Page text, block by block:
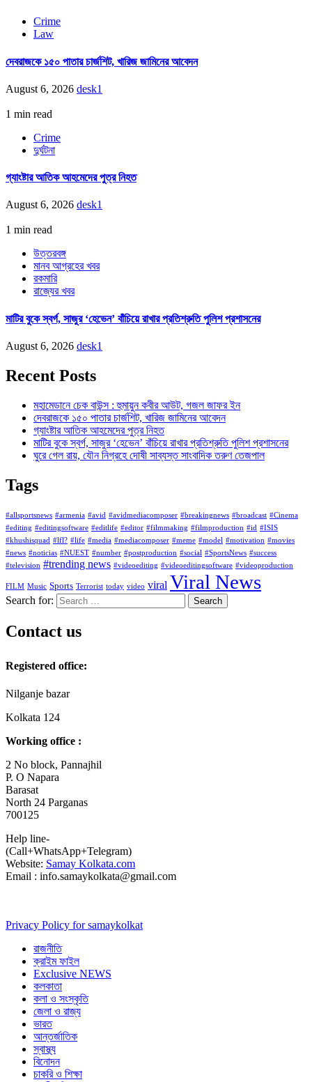
Crime
Law
দেবরাজকে ১৫০ পাতার চার্জশিট, খারিজ জামিনের আবেদন
August 6, 2026 desk1
1 min read
Crime
দুর্ঘটনা
গ্যাংষ্টার আতিক আহমেদের পুত্র নিহত
August 6, 2026 desk1
1 min read
উত্তরবঙ্গ
মানব আগ্রহের খবর
রকমারি
রাজ্যের খবর
মাটির বুকে স্বর্গ, সাজুর ‘হেভেন’ বাঁচিয়ে রাখার প্রতিশ্রুতি পুলিশ প্রশাসনের
August 6, 2026 desk1
Recent Posts
মহামেডানে চেক বাউন্স : হুমায়ুন কবীর আউট, গজল জাফর ইন
দেবরাজকে ১৫০ পাতার চার্জশিট, খারিজ জামিনের আবেদন
গ্যাংষ্টার আতিক আহমেদের পুত্র নিহত
মাটির বুকে স্বর্গ, সাজুর ‘হেভেন’ বাঁচিয়ে রাখার প্রতিশ্রুতি পুলিশ প্রশাসনের
ঘুরে গেল রায়, যৌন নিগ্রহে দোষী সাব্যস্ত সাংবাদিক তরুণ তেজপাল
Tags
#allsportsnews #armenia #avid #avidmediacomposer #breakingnews #broadcast #Cinema
#editing #editingsoftware #editlife #editor #filmmaking #filmproduction #id #ISIS
#khushisquad #lfl? #life #media #mediacomposer #meme #model #motivation #movies
#news #noticias #NUEST #number #postproduction #social #SportsNews #success
#television #trending news #videoediting #videoeditingsoftware #videoproduction
FILM Music Sports Terrorist today video viral Viral News
Search for:
Contact us
Registered office:
Nilganje bazar
Kolkata 124
Working office :
2 No block, Pannajhil
P. O Napara
Barasat
North 24 Parganas
700125
Help line-
(Call+WhatsApp+Telegram)
Website: Samay Kolkata.com
Email : info.samaykolkata@gmail.com
Privacy Policy for samaykolkat
রাজনীতি
ক্রাইম ফাইল
Exclusive NEWS
কলকাতা
কলা ও সংস্কৃতি
জেলা ও রাজ্য
ভারত
আন্তর্জাতিক
স্বাস্থ্য
বিনোদন
চাকরি ও শিক্ষা